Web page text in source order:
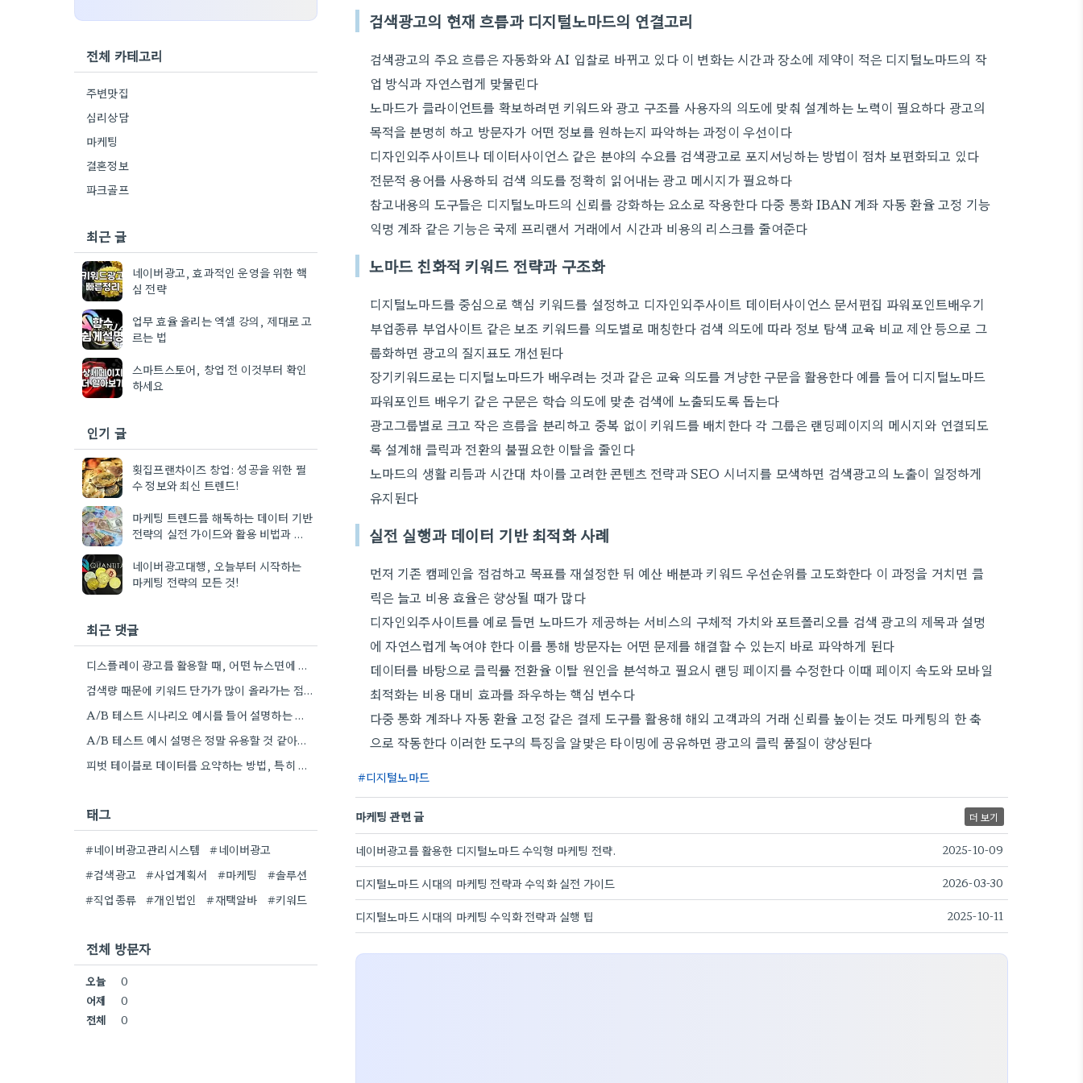
검색광고의 현재 흐름과 디지털노마드의 연결고리
검색광고의 주요 흐름은 자동화와 AI 입찰로 바뀌고 있다 이 변화는 시간과 장소에 제약이 적은 디지털노마드의 작
업 방식과 자연스럽게 맞물린다
노마드가 클라이언트를 확보하려면 키워드와 광고 구조를 사용자의 의도에 맞춰 설계하는 노력이 필요하다 광고의
목적을 분명히 하고 방문자가 어떤 정보를 원하는지 파악하는 과정이 우선이다
디자인외주사이트나 데이터사이언스 같은 분야의 수요를 검색광고로 포지셔닝하는 방법이 점차 보편화되고 있다
전문적 용어를 사용하되 검색 의도를 정확히 읽어내는 광고 메시지가 필요하다
참고내용의 도구들은 디지털노마드의 신뢰를 강화하는 요소로 작용한다 다중 통화 IBAN 계좌 자동 환율 고정 기능
익명 계좌 같은 기능은 국제 프리랜서 거래에서 시간과 비용의 리스크를 줄여준다
노마드 친화적 키워드 전략과 구조화
디지털노마드를 중심으로 핵심 키워드를 설정하고 디자인외주사이트 데이터사이언스 문서편집 파워포인트배우기
부업종류 부업사이트 같은 보조 키워드를 의도별로 매칭한다 검색 의도에 따라 정보 탐색 교육 비교 제안 등으로 그
룹화하면 광고의 질지표도 개선된다
장기키워드로는 디지털노마드가 배우려는 것과 같은 교육 의도를 겨냥한 구문을 활용한다 예를 들어 디지털노마드
파워포인트 배우기 같은 구문은 학습 의도에 맞춘 검색에 노출되도록 돕는다
광고그룹별로 크고 작은 흐름을 분리하고 중복 없이 키워드를 배치한다 각 그룹은 랜딩페이지의 메시지와 연결되도
록 설계해 클릭과 전환의 불필요한 이탈을 줄인다
노마드의 생활 리듬과 시간대 차이를 고려한 콘텐츠 전략과 SEO 시너지를 모색하면 검색광고의 노출이 일정하게
유지된다
실전 실행과 데이터 기반 최적화 사례
먼저 기존 캠페인을 점검하고 목표를 재설정한 뒤 예산 배분과 키워드 우선순위를 고도화한다 이 과정을 거치면 클
릭은 늘고 비용 효율은 향상될 때가 많다
디자인외주사이트를 예로 들면 노마드가 제공하는 서비스의 구체적 가치와 포트폴리오를 검색 광고의 제목과 설명
에 자연스럽게 녹여야 한다 이를 통해 방문자는 어떤 문제를 해결할 수 있는지 바로 파악하게 된다
데이터를 바탕으로 클릭률 전환율 이탈 원인을 분석하고 필요시 랜딩 페이지를 수정한다 이때 페이지 속도와 모바일
최적화는 비용 대비 효과를 좌우하는 핵심 변수다
다중 통화 계좌나 자동 환율 고정 같은 결제 도구를 활용해 해외 고객과의 거래 신뢰를 높이는 것도 마케팅의 한 축
으로 작동한다 이러한 도구의 특징을 알맞은 타이밍에 공유하면 광고의 클릭 품질이 향상된다
디지털노마드
마케팅 관련 글 더 보기
네이버광고를 활용한 디지털노마드 수익형 마케팅 전략. 2025-10-09
디지털노마드 시대의 마케팅 전략과 수익화 실전 가이드 2026-03-30
디지털노마드 시대의 마케팅 수익화 전략과 실행 팁 2025-10-11
전체 카테고리
주변맛집
심리상담
마케팅
결혼정보
파크골프
최근 글
네이버광고, 효과적인 운영을 위한 핵
심 전략
업무 효율 올리는 엑셀 강의, 제대로 고
르는 법
스마트스토어, 창업 전 이것부터 확인
하세요
인기 글
횟집프랜차이즈 창업: 성공을 위한 필
수 정보와 최신 트렌드!
마케팅 트렌드를 해독하는 데이터 기반
전략의 실전 가이드와 활용 비법과 사
네이버광고대행, 오늘부터 시작하는
마케팅 전략의 모든 것!
최근 댓글
디스플레이 광고를 활용할 때, 어떤 뉴스면에 배너를 노출하느냐에 따라 광고 효과가 크게 달라질 것 같아요.…
검색량 때문에 키워드 단가가 많이 올라가는 점이 걱정되네요. 특히 경쟁이 심한 분야라면 더욱 그렇죠.
A/B 테스트 시나리오 예시를 들어 설명하는 부분, 정말 공감됩니다. 제가 엑셀 활용 강의를 찾아볼 때도…
A/B 테스트 예시 설명은 정말 유용할 것 같아요. 제가 데이터 기반으로 캠페인 전략을 짜는 게…
피벗 테이블로 데이터를 요약하는 방법, 특히 고객 세그먼테이션 분석할 때 꼼꼼히 익히는 게 중요하네요. 실제로…
태그
#네이버광고관리시스템
#네이버광고
#검색광고
#사업계획서 #마케팅
#솔루션
#직업종류
#개인법인 #재택알바 #키워드
전체 방문자
오늘
0
어제
0
전체
0